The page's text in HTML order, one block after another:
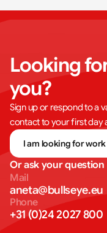
Looking
you?
Sign up or respond to a
contact to your first day
I am looking for work
Or ask your question
Mail
aneta@bullseye.eu
Phone
+31 (0)24 2027 800